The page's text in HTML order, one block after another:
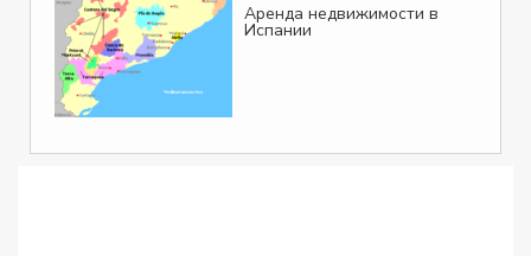
Аренда недвижимости в
Испании